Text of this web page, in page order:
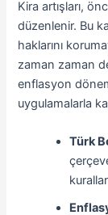
Kira artışları,
düzenlenir. Bu
haklarını
zaman zaman
enflasyon
uygulamalarla
Türk